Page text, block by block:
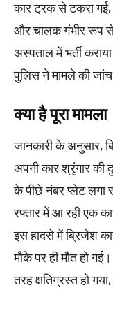
कार ट्रक से टकरा गई,
और चालक गंभीर रूप से
अस्पताल में भर्ती
पुलिस ने मामले की
क्या है पूरा मामला
जानकारी के अनुसार,
अपनी कार श्रृंगार की
के पीछे नंबर प्लेट लगा
रफ्तार में आ रही एक
इस हादसे में ब्रिजेश
मौके पर ही मौत हो
तरह क्षतिग्रस्त हो